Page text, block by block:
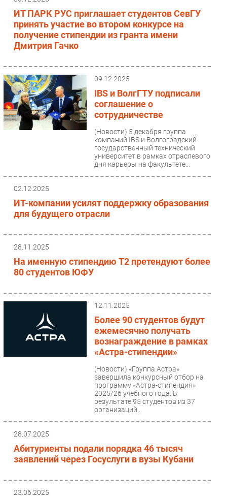
ИТ ПАРК РУС приглашает студентов СевГУ
принять участие во втором конкурсе на
получение стипендии из гранта имени
Дмитрия Гачко
09.12.2025
IBS и ВолгГТУ подписали
соглашение о
сотрудничестве
(Новости) 5 декабря группа
компаний IBS и Волгоградский
государственный технический
университет в рамках отраслевого
дня карьеры на факультете...
02.12.2025
ИТ-компании усилят поддержку образования
для будущего отрасли
28.11.2025
На именную стипендию T2 претендуют более
80 студентов ЮФУ
12.11.2025
Более 90 студентов будут
ежемесячно получать
вознаграждение в рамках
«Астра-стипендии»
(Новости) «Группа Астра»
завершила конкурсный отбор на
программу «Астра-стипендия»
2025/26 учебного года. В
результате 95 студентов из 37
организаций...
28.07.2025
Абитуриенты подали порядка 46 тысяч
заявлений через Госуслуги в вузы Кубани
23.06.2025